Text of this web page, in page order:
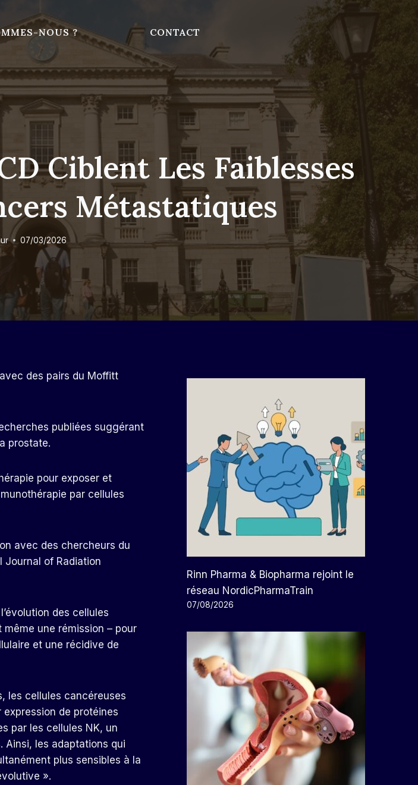
NOUS ? CONTACT
Ciblent Les Faiblesses
Métastatiques
07/03/2026
des pairs du Moffitt
publiées suggérant
prostate.
pour exposer et
par cellules
avec des chercheurs du
Journal of Radiation
des cellules
une rémission – pour
et une récidive de
les cellules cancéreuses
de protéines
par les cellules NK, un
Ainsi, les adaptations qui
plus sensibles à la
».
Rinn Pharma & Biopharma rejoint le
réseau NordicPharmaTrain
07/08/2026